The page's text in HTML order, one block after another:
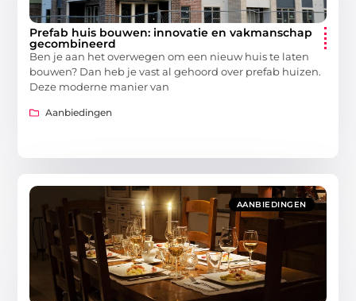
Prefab huis bouwen: innovatie en vakmanschap
gecombineerd
Ben je aan het overwegen om een nieuw huis te laten
bouwen? Dan heb je vast al gehoord over prefab huizen.
Deze moderne manier van
Aanbiedingen
AANBIEDINGEN